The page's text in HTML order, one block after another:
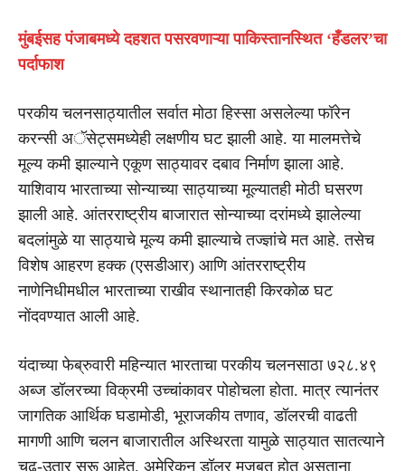
मुंबईसह पंजाबमध्ये दहशत पसरवणाऱ्या पाकिस्तानस्थित ‘हँडलर’चा
पर्दाफाश
परकीय चलनसाठ्यातील सर्वात मोठा हिस्सा असलेल्या फॉरेन
करन्सी अॅसेट्समध्येही लक्षणीय घट झाली आहे. या मालमत्तेचे
मूल्य कमी झाल्याने एकूण साठ्यावर दबाव निर्माण झाला आहे.
याशिवाय भारताच्या सोन्याच्या साठ्याच्या मूल्यातही मोठी घसरण
झाली आहे. आंतरराष्ट्रीय बाजारात सोन्याच्या दरांमध्ये झालेल्या
बदलांमुळे या साठ्याचे मूल्य कमी झाल्याचे तज्ज्ञांचे मत आहे. तसेच
विशेष आहरण हक्क (एसडीआर) आणि आंतरराष्ट्रीय
नाणेनिधीमधील भारताच्या राखीव स्थानातही किरकोळ घट
नोंदवण्यात आली आहे.
यंदाच्या फेब्रुवारी महिन्यात भारताचा परकीय चलनसाठा ७२८.४९
अब्ज डॉलरच्या विक्रमी उच्चांकावर पोहोचला होता. मात्र त्यानंतर
जागतिक आर्थिक घडामोडी, भूराजकीय तणाव, डॉलरची वाढती
मागणी आणि चलन बाजारातील अस्थिरता यामुळे साठ्यात सातत्याने
चढ-उतार सुरू आहेत. अमेरिकन डॉलर मजबूत होत असताना